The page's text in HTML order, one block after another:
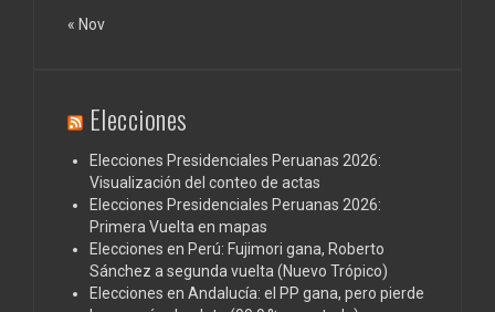
« Nov
Elecciones
Elecciones Presidenciales Peruanas 2026:
Visualización del conteo de actas
Elecciones Presidenciales Peruanas 2026:
Primera Vuelta en mapas
Elecciones en Perú: Fujimori gana, Roberto
Sánchez a segunda vuelta (Nuevo Trópico)
Elecciones en Andalucía: el PP gana, pero pierde